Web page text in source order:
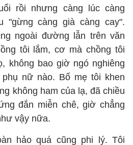
rồi nhưng càng lúc càng
"gừng càng già càng cay".
ngoài đường lẫn trên văn
tôi lắm, cơ mà chồng tôi
không bao giờ ngó nghiêng
nữ nào. Bố mẹ tôi khen
không ham của lạ, đã chiều
đắn miễn chê, giờ chẳng
vậy nữa.
hảo quá cũng phi lý. Tôi